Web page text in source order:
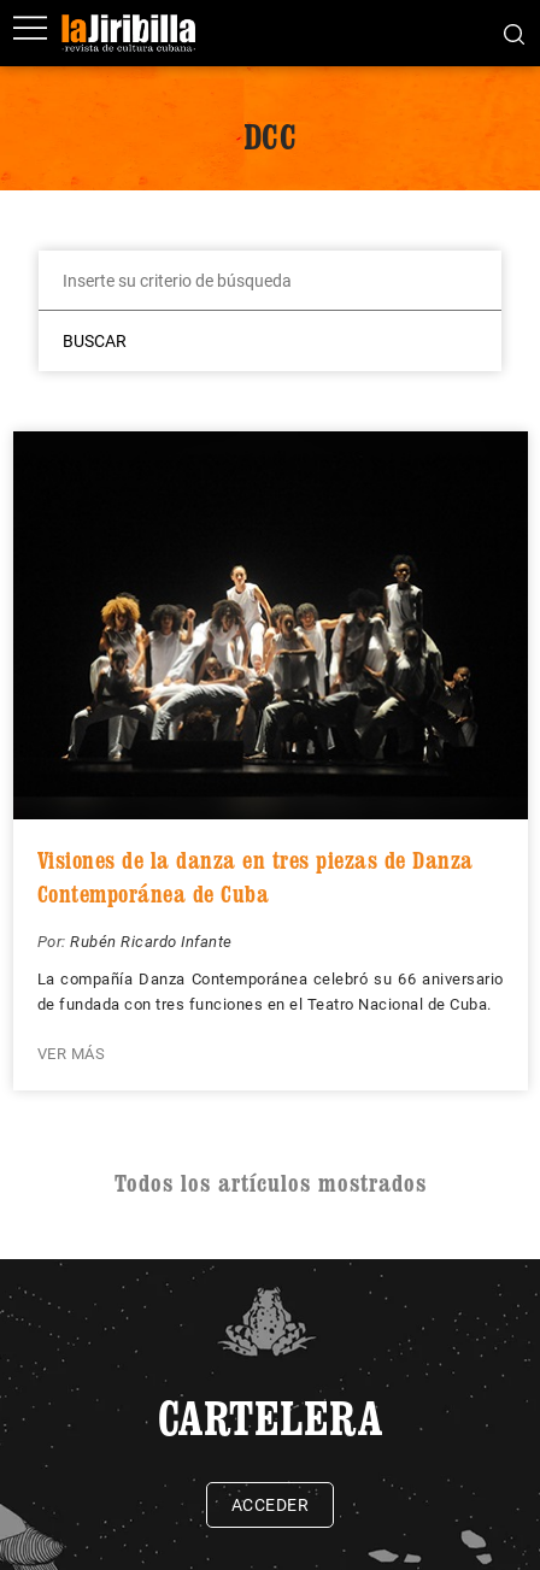
DCC
BUSCAR
Visiones de la danza en tres piezas de Danza
Contemporánea de Cuba
Por: Rubén Ricardo Infante
La compañía Danza Contemporánea celebró su 66 aniversario
de fundada con tres funciones en el Teatro Nacional de Cuba.
VER MÁS
Todos los artículos mostrados
CARTELERA
ACCEDER